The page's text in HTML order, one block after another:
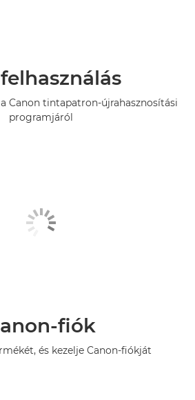
Canon tintapatron-újrahasznosítási
programjáról
fiók
és kezelje Canon-fiókját